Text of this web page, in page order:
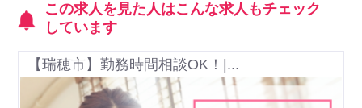
この求人を見た人はこんな求人もチェック
しています
【瑞穂市】勤務時間相談OK！|...